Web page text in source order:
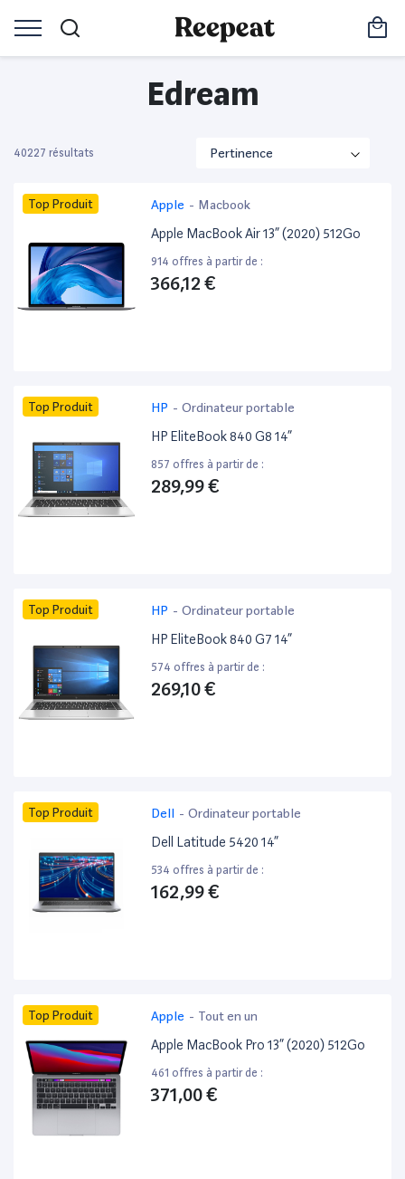
Edream
40227 résultats
Top Produit Apple - Macbook
Apple MacBook Air 13” (2020) 512Go
914 offres à partir de :
366,12 €
Top Produit HP - Ordinateur portable
HP EliteBook 840 G8 14”
857 offres à partir de :
289,99 €
Top Produit HP - Ordinateur portable
HP EliteBook 840 G7 14”
574 offres à partir de :
269,10 €
Top Produit Dell - Ordinateur portable
Dell Latitude 5420 14”
534 offres à partir de :
162,99 €
Top Produit Apple - Tout en un
Apple MacBook Pro 13” (2020) 512Go
461 offres à partir de :
371,00 €